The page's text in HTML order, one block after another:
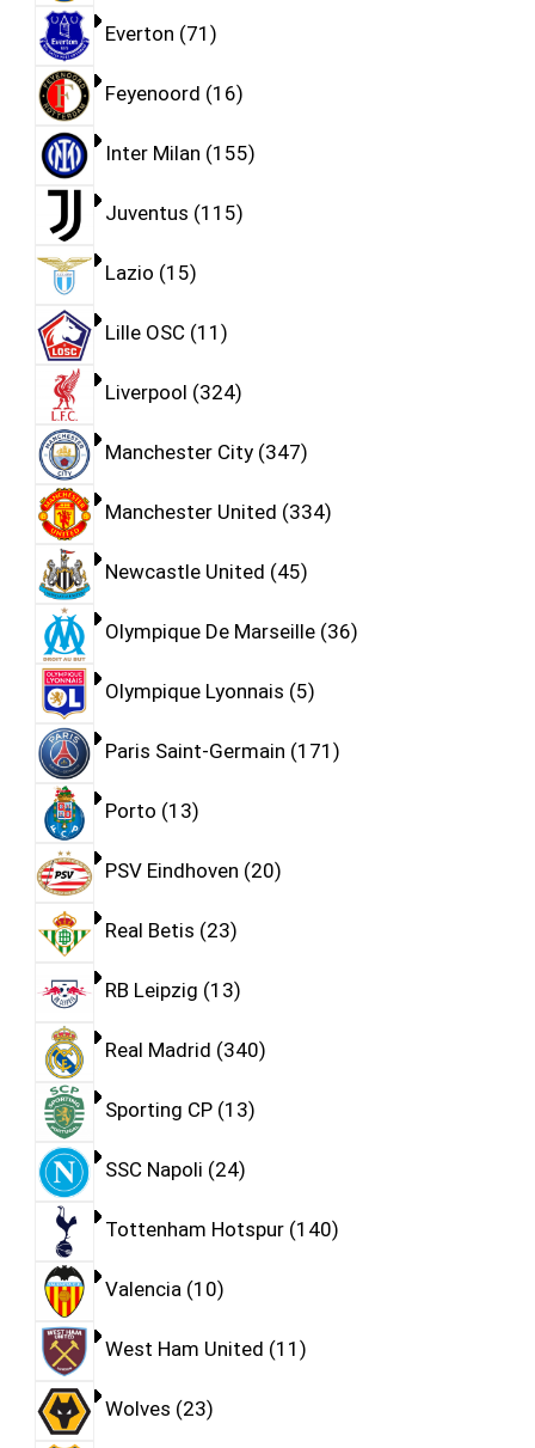
Everton 71
Feyenoord 16
Inter Milan 155
Juventus 115
Lazio 15
Lille OSC 11
Liverpool 324
Manchester City 347
Manchester United 334
Newcastle United 45
Olympique De Marseille 36
Olympique Lyonnais 5
Paris Saint-Germain 171
Porto 13
PSV Eindhoven 20
Real Betis 23
RB Leipzig 13
Real Madrid 340
Sporting CP 13
SSC Napoli 24
Tottenham Hotspur 140
Valencia 10
West Ham United 11
Wolves 23